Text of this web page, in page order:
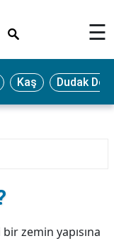
☰
Kaş Dudak
zemin yapısına